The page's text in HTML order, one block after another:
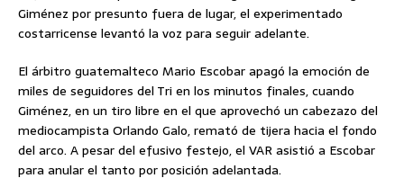
Giménez por presunto fuera de lugar, el experimentado
costarricense levantó la voz para seguir adelante.
El árbitro guatemalteco Mario Escobar apagó la emoción de
miles de seguidores del Tri en los minutos finales, cuando
Giménez, en un tiro libre en el que aprovechó un cabezazo del
mediocampista Orlando Galo, remató de tijera hacia el fondo
del arco. A pesar del efusivo festejo, el VAR asistió a Escobar
para anular el tanto por posición adelantada.